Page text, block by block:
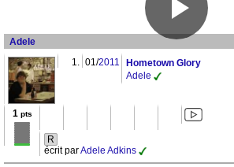
Adele
1. 01/2011
Hometown Glory
Adele
1pts
R
écrit parAdele Adkins